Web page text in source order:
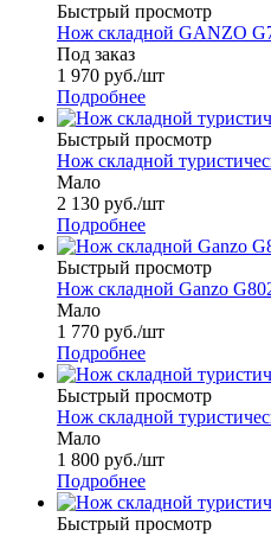
Быстрый просмотр
Нож складной GANZO
Под заказ
1 970 руб./шт
Подробнее
Быстрый просмотр
Нож складной
Мало
2 130 руб./шт
Подробнее
Быстрый просмотр
Нож складной Ganzo
Мало
1 770 руб./шт
Подробнее
Быстрый просмотр
Нож складной
Мало
1 800 руб./шт
Подробнее
Быстрый просмотр